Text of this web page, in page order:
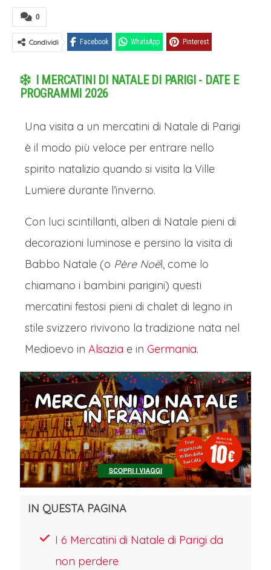
0
Condividi Facebook WhatsApp Pinterest
I MERCATINI DI NATALE DI PARIGI - DATE E
PROGRAMMI 2026
Una visita a un mercatini di Natale di Parigi
è il modo più veloce per entrare nello
spirito natalizio quando si visita la Ville
Lumiere durante l’inverno.
Con luci scintillanti, alberi di Natale pieni di
decorazioni luminose e persino la visita di
Babbo Natale (o Père Noël, come lo
chiamano i bambini parigini) questi
mercatini festosi pieni di chalet di legno in
stile svizzero rivivono la tradizione nata nel
Medioevo in Alsazia e in Germania.
IN QUESTA PAGINA
I 6 Mercatini di Natale di Parigi da
non perdere